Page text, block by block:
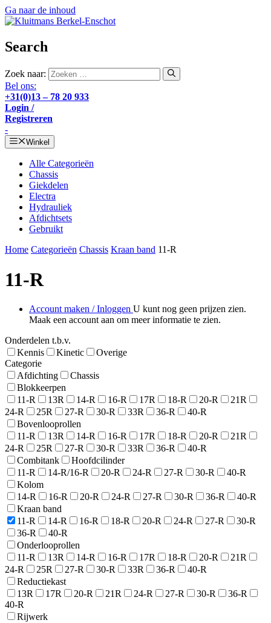
Ga naar de inhoud
Search
Zoek naar:
Bel ons:
+31(0)13 – 78 20 933
Login /
Registreren
-
Winkel
Alle Categorieën
Chassis
Giekdelen
Electra
Hydrauliek
Afdichtsets
Gebruikt
Home Categorieën Chassis Kraan band 11-R
11-R
Account maken / Inloggen U kunt nog geen prijzen zien.
Maak een account aan om meer informatie te zien.
Onderdelen t.b.v.
Kennis
Kinetic
Overige
Categorie
Afdichting
Chassis
Blokkeerpen
11-R
13R 14-R 16-R 17R 18-R 20-R
21R
24-R
25R 27-R 30-R 33R 36-R
40-R
Bovenlooprollen
11-R
13R 14-R 16-R 17R 18-R 20-R
21R
24-R
25R 27-R 30-R 33R 36-R
40-R
Combitank
Hoofdcilinder
11-R
14-R/16-R 20-R 24-R 27-R 30-R
40-R
Kolom
14-R
16-R 20-R 24-R 27-R 30-R 36-R
40-R
Kraan band
11-R
14-R 16-R 18-R 20-R 24-R 27-R
30-R
36-R
40-R
Onderlooprollen
11-R
13R 14-R 16-R 17R 18-R 20-R
21R
24-R
25R 27-R 30-R 33R 36-R
40-R
Reductiekast
13R
17R 20-R 21R 24-R 27-R 30-R
36-R
40-R
Rijwerk